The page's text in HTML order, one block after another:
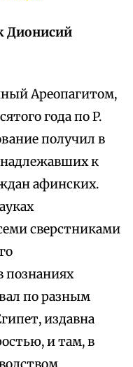
Дионисий
Ареопагитом,
года по P.
получил в
к
афинских.
сверстниками
познаниях
по разным
издавна
и там, в